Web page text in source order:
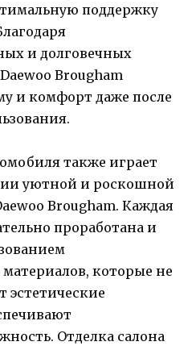
поддержку
и долговечных
Brougham
и комфорт даже после
также играет
уютной и роскошной
Brougham. Каждая
проработана и
которые не
эстетические
Отделка салона